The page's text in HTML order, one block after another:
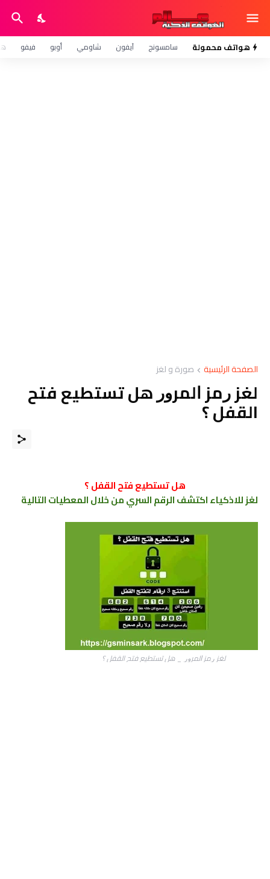
هواتف محمولة سامسونج آيفون شاومي أوبو فيفو
الصفحة الرئيسية صورة و لغز
ﻟﻐﺰ ﺭﻣﺰ ﺍﻟﻤﺮﻭﺭ هل تستطيع فتح
القفل ؟
هل تستطيع فتح القفل ؟
لغز للاذكياء اكتشف الرقم السري من خلال المعطيات التالية
ﻟﻐﺰ ﺭﻣﺰ ﺍﻟﻤﺮﻭﺭ _ هل تستطيع فتح القفل ؟